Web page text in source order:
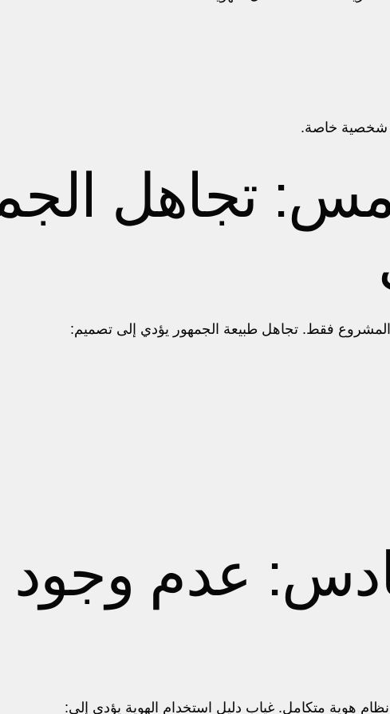
شخصية خاصة.
تجاهل
المشروع فقط. تجاهل طبيعة الجمهور يؤدي إلى تصميم:
عدم
هوية متكامل. غياب دليل استخدام الهوية يؤدي إلى: